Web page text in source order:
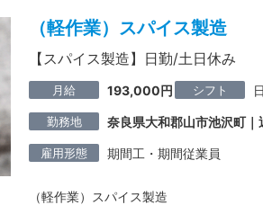
（軽作業）スパイス製造
【スパイス製造】日勤/土日休み
月給 193,000円 シフト
勤務地 奈良県大和郡山市池沢町｜
雇用形態 期間工・期間従業員
（軽作業）スパイス製造